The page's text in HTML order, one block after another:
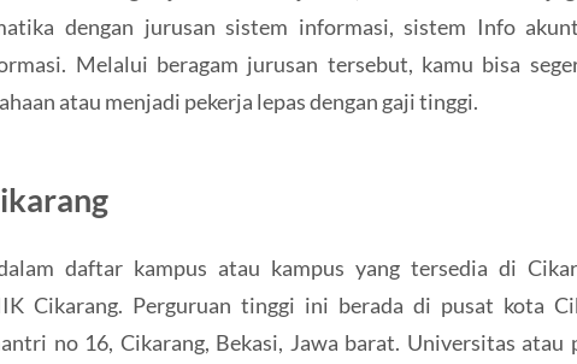
dengan jurusan sistem informasi, sistem Info
Melalui beragam jurusan tersebut, kamu bisa
atau menjadi pekerja lepas dengan gaji tinggi.
daftar kampus atau kampus yang tersedia di
Cikarang. Perguruan tinggi ini berada di pusat kota
no 16, Cikarang, Bekasi, Jawa barat. Universitas atau